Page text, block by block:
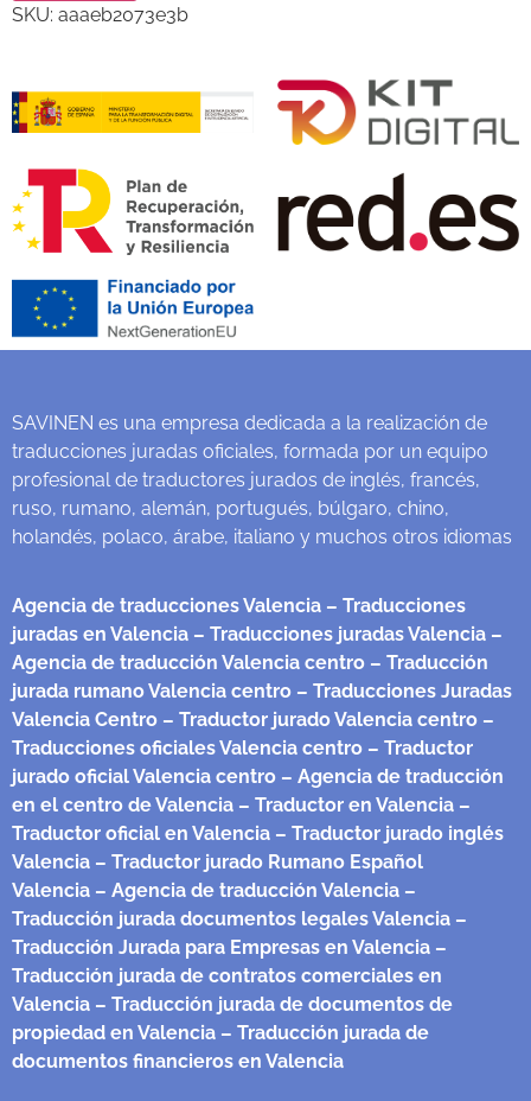
SKU: aaaeb2073e3b
SAVINEN es una empresa dedicada a la realización de
traducciones juradas oficiales, formada por un equipo
profesional de traductores jurados de inglés, francés,
ruso, rumano, alemán, portugués, búlgaro, chino,
holandés, polaco, árabe, italiano y muchos otros idiomas
Agencia de traducciones Valencia – Traducciones
juradas en Valencia – Traducciones juradas Valencia –
Agencia de traducción Valencia centro – Traducción
jurada rumano Valencia centro – Traducciones Juradas
Valencia Centro – Traductor jurado Valencia centro –
Traducciones oficiales Valencia centro – Traductor
jurado oficial Valencia centro – Agencia de traducción
en el centro de Valencia – Traductor en Valencia –
Traductor oficial en Valencia – Traductor jurado inglés
Valencia – Traductor jurado Rumano Español
Valencia – Agencia de traducción Valencia –
Traducción jurada documentos legales Valencia –
Traducción Jurada para Empresas en Valencia –
Traducción jurada de contratos comerciales en
Valencia – Traducción jurada de documentos de
propiedad en Valencia – Traducción jurada de
documentos financieros en Valencia